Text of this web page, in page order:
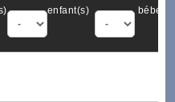
enfant(s) bébé(s)